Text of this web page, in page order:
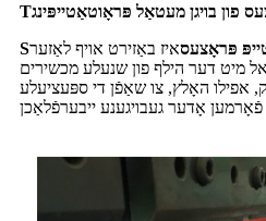
Tפון בויגן מעטאַל פּראָוטאַטייפּינג
S
פּראָצעסאיז באַזירט אויף לאַזער
מאל מיט דער הילף פון שנעלע מכשירים
אפילו האָלץ, צו שאַפֿן די ספּעציעלע